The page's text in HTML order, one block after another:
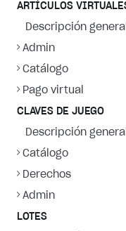
ARTÍCULOS
Descripción general
Admin
Catálogo
Pago virtual
CLAVES DE JUEGO
Descripción general
Catálogo
Derechos
Admin
LOTES